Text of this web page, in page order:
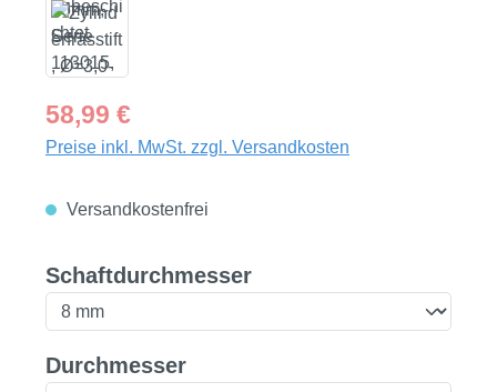
Regulärer Preis:
58,99 €
Preise inkl. MwSt. zzgl. Versandkosten
Versandkostenfrei
Schaftdurchmesserauswählen
Durchmesserauswählen